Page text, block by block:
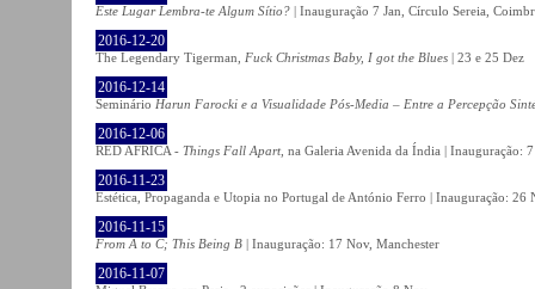
Este Lugar Lembra-te Algum Sítio? | Inauguração 7 Jan, Círculo Sereia,
2016-12-20
The Legendary Tigerman, Fuck Christmas Baby, I got the Blues | 23 e 25 Dez
2016-12-14
Seminário Harun Farocki e a Visualidade Pós-Media – Entre a Percepção
2016-12-06
RED AFRICA - Things Fall Apart , na Galeria Avenida da Índia | Inauguração:
2016-11-23
Estética, Propaganda e Utopia no Portugal de António Ferro | Inauguração: 26
2016-11-15
From A to C; This Being B | Inauguração: 17 Nov, Manchester
2016-11-07